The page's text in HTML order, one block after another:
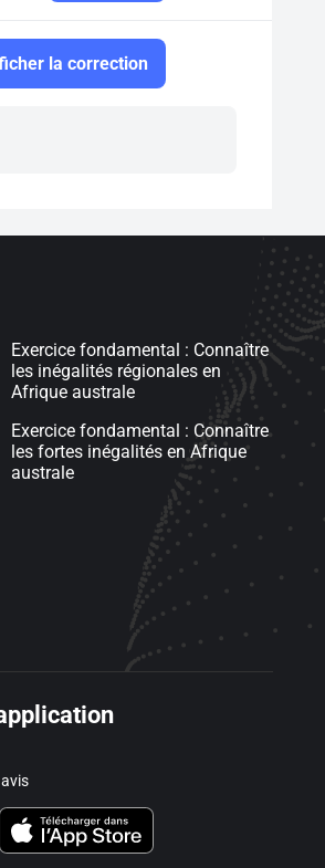
la correction
Exercice fondamental : Connaître
les inégalités régionales en
Afrique australe
Exercice fondamental : Connaître
les fortes inégalités en Afrique
australe
avis